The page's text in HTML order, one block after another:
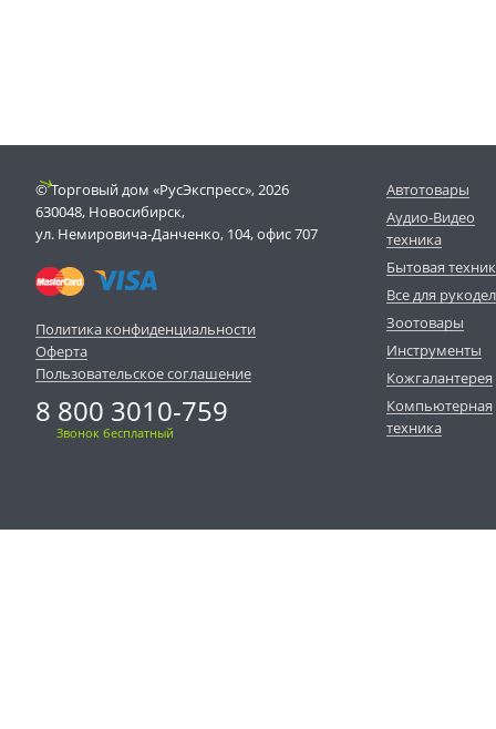
© Торговый дом «РусЭкспресс», 2026
630048, Новосибирск,
ул. Немировича-Данченко, 104, офис 707
Политика конфиденциальности
Оферта
Пользовательское соглашение
8 800 3010-759
Звонок бесплатный
Автотовары
Аудио-Видео
техника
Бытовая
Все для
Зоотовары
Инструменты
Кожгалантерея
Компьютерная
техника